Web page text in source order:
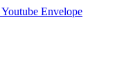
Youtube Envelope